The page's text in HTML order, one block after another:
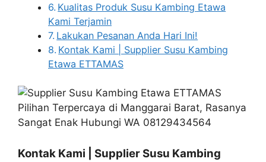
Kualitas Produk Susu Kambing Etawa
Kami Terjamin
Lakukan Pesanan Anda Hari Ini!
Kontak Kami | Supplier Susu Kambing
Etawa ETTAMAS
Kontak Kami | Supplier Susu Kambing